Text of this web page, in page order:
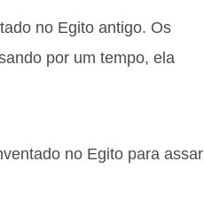
no Egito antigo. Os
por um tempo, ela
no Egito para assar